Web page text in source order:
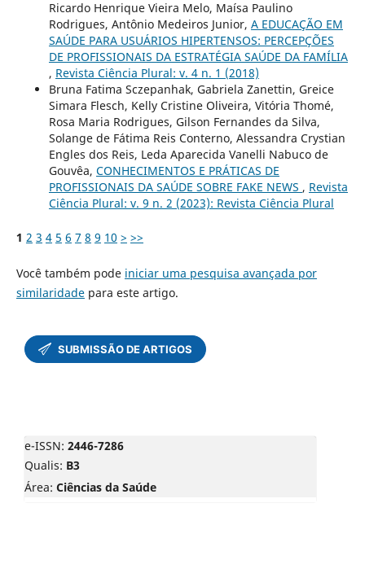
Ricardo Henrique Vieira Melo, Maísa Paulino
Rodrigues, Antônio Medeiros Junior, A EDUCAÇÃO EM
SAÚDE PARA USUÁRIOS HIPERTENSOS: PERCEPÇÕES
DE PROFISSIONAIS DA ESTRATÉGIA SAÚDE DA FAMÍLIA
, Revista Ciência Plural: v. 4 n. 1 (2018)
Bruna Fatima Sczepanhak, Gabriela Zanettin, Greice
Simara Flesch, Kelly Cristine Oliveira, Vitória Thomé,
Rosa Maria Rodrigues, Gilson Fernandes da Silva,
Solange de Fátima Reis Conterno, Alessandra Crystian
Engles dos Reis, Leda Aparecida Vanelli Nabuco de
Gouvêa, CONHECIMENTOS E PRÁTICAS DE
PROFISSIONAIS DA SAÚDE SOBRE FAKE NEWS , Revista
Ciência Plural: v. 9 n. 2 (2023): Revista Ciência Plural
1 2 3 4 5 6 7 8 9 10 > >>
Você também pode iniciar uma pesquisa avançada por
similaridadepara este artigo.
e-ISSN: 2446-7286
Qualis: B3
Área: Ciências da Saúde